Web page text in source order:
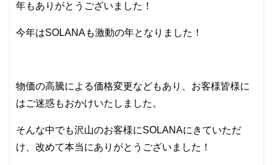
年もありがとうございました！
今年はSOLANAも激動の年となりました！
物価の高騰による価格変更などもあり、お客様皆様に
はご迷惑もおかけいたしました。
そんな中でも沢山のお客様にSOLANAにきていただ
け、改めて本当にありがとうございました！